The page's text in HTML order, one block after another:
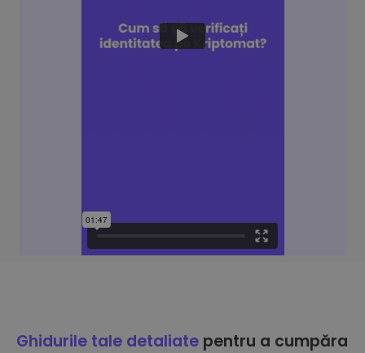
Ghidurile tale detaliate pentru a cumpăra